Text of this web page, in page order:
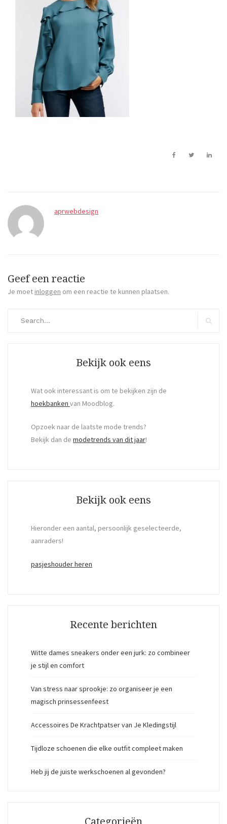
aprwebdesign
Geef een reactie
Je moet inloggen om een reactie te kunnen plaatsen.
Bekijk ook eens
Wat ook interessant is om te bekijken zijn de
hoekbanken van Moodblog.
Opzoek naar de laatste mode trends?
Bekijk dan de modetrends van dit jaar!
Bekijk ook eens
Hieronder een aantal, persoonlijk geselecteerde,
aanraders!
pasjeshouder heren
Recente berichten
Witte dames sneakers onder een jurk: zo combineer
je stijl en comfort
Van stress naar sprookje: zo organiseer je een
magisch prinsessenfeest
Accessoires De Krachtpatser van Je Kledingstijl
Tijdloze schoenen die elke outfit compleet maken
Heb jij de juiste werkschoenen al gevonden?